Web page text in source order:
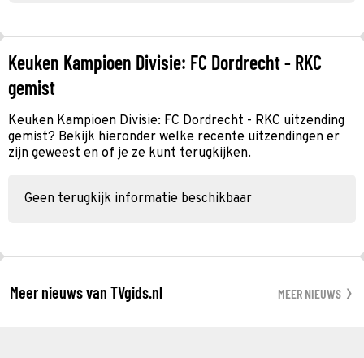
Keuken Kampioen Divisie: FC Dordrecht - RKC
gemist
Keuken Kampioen Divisie: FC Dordrecht - RKC uitzending
gemist? Bekijk hieronder welke recente uitzendingen er
zijn geweest en of je ze kunt terugkijken.
Geen terugkijk informatie beschikbaar
Meer nieuws van TVgids.nl MEER NIEUWS